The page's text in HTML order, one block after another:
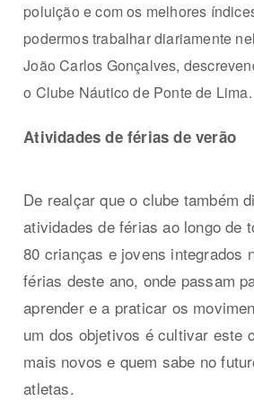
poluição e com os melhores
podermostrabalhar diariamente
João Carlos Gonçalves,
o Clube Náutico de Ponte de Lima.
Atividades de férias de verão
De realçar que o clube também
atividades de férias ao longo de
80 crianças e jovens integrados
férias deste ano, onde passam
aprender e a praticar os
um dos objetivos é cultivar este
mais novos e quem sabe no
atletas.